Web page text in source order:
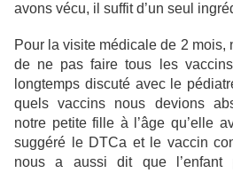
avons vécu, il suffit d’un seul
Pour la visite médicale de 2 mois,
de ne pas faire tous les
longtemps discuté avec le
quels vaccins nous devions
notre petite fille à l’âge qu’elle
suggéré le DTCa et le vaccin
nous a aussi dit que l’enfant